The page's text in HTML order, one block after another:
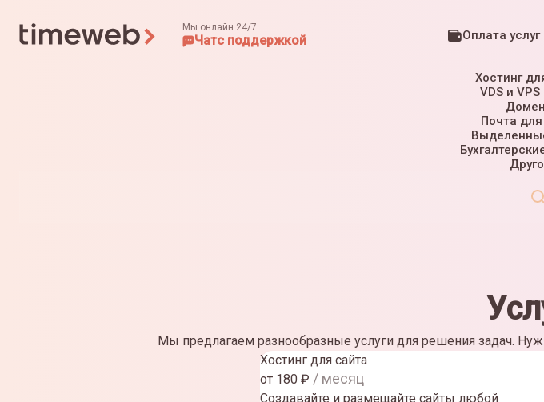
Мы онлайн 24/7
Чатс поддержкой Оплата услуг
Хостинг
VDS и
Почта
Мы предлагаем разнообразные услуги для решения задач.
Хостинг для сайта
от 180 ₽ / месяц
Создавайте и размещайте сайты любой